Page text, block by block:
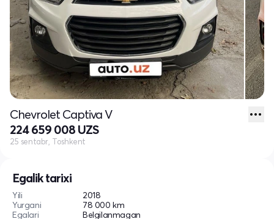
Egalik tarixi
Yili
2018
Yurgani
78 000 km
Egalari
Belgilanmagan
Chevrolet Captiva V
224 659 008 UZS
25 sentabr, Toshkent